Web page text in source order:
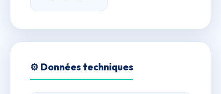
⚙️ Données techniques